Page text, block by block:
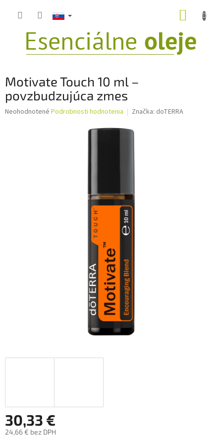
Motivate Touch 10 ml –
povzbudzujúca zmes
Priemerné
Neohodnotené Podrobnosti hodnotenia Značka: doTERRA
30,33 €
24,66 € bez DPH